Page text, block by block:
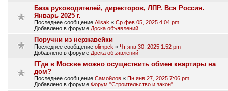
База руководителей, директоров, ЛПР. Вся Россия.
Январь 2025 г.
Последнее сообщение Alisak « Ср фев 05, 2025 4:04 pm
Добавлено в форуме Доска объявлений
Поручни из нержавейки
Последнее сообщение olimpck « Чт янв 30, 2025 1:52 pm
Добавлено в форуме Доска объявлений
ГГде в Москве можно осуществить обмен квартиры на
дом?
Последнее сообщение Самойлов « Пн янв 27, 2025 7:06 pm
Добавлено в форуме Форум "Строительство и закон"